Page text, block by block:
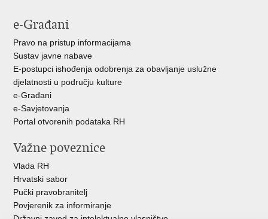
e-Građani
Pravo na pristup informacijama
Sustav javne nabave
E-postupci ishođenja odobrenja za obavljanje uslužne
djelatnosti u području kulture
e-Građani
e-Savjetovanja
Portal otvorenih podataka RH
Važne poveznice
Vlada RH
Hrvatski sabor
Pučki pravobranitelj
Povjerenik za informiranje